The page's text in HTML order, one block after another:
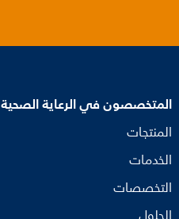
المتخصصون في الرعاية الصحية
المنتجات
الخدمات
التخصصات